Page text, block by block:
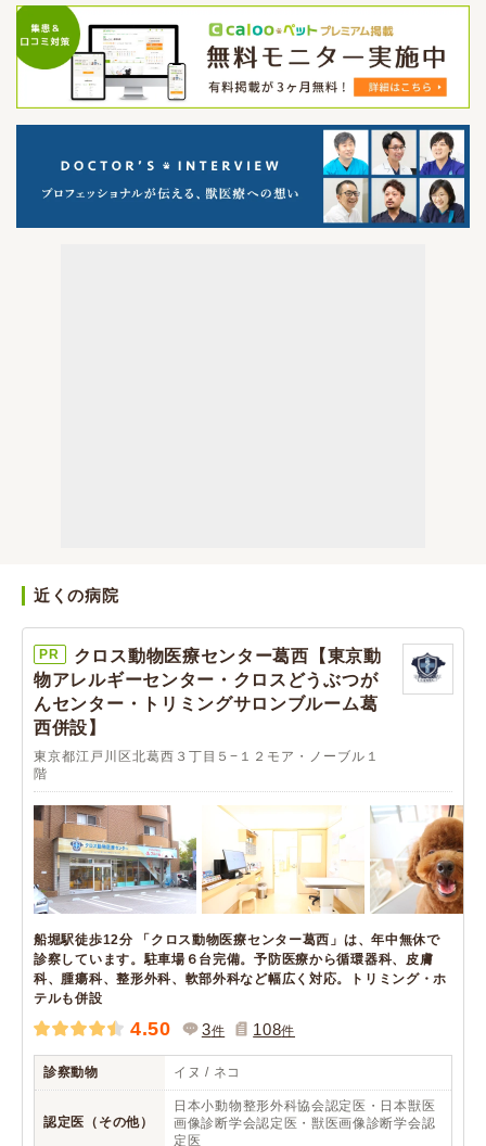
近くの病院
PR
クロス動物医療センター葛西【東京動
物アレルギーセンター・クロスどうぶつが
んセンター・トリミングサロンブルーム葛
西併設】
東京都江戸川区北葛西３丁目５−１２モア・ノーブル１
階
船堀駅徒歩12分 「クロス動物医療センター葛西」は、年中無休で
診察しています。駐車場６台完備。予防医療から循環器科、皮膚
科、腫瘍科、整形外科、軟部外科など幅広く対応。トリミング・ホ
テルも併設
4.50 3件 108件
診察動物 イヌ / ネコ
認定医（その他）
日本小動物整形外科協会認定医・日本獣医
画像診断学会認定医・獣医画像診断学会認
定医